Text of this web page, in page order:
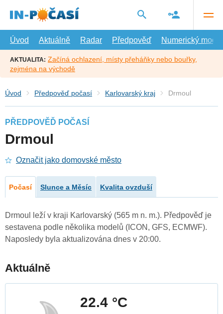
hlavní
Úvod
Aktuálně Radar Předpověď Numerický model
AKTUALITA: Začíná ochlazení, místy přeháňky nebo bouřky,
zejména na východě
Úvod Předpověď počasí Karlovarský kraj Drmoul
PŘEDPOVĚĎ POČASÍ
Drmoul
Označit jako domovské město
Počasí Slunce a Měsíc Kvalita ovzduší
Drmoul leží v kraji Karlovarský (565 m n. m.). Předpověď je
sestavena podle několika modelů (ICON, GFS, ECMWF).
Naposledy byla aktualizována dnes v 20:00.
Aktuálně
22.4 °C